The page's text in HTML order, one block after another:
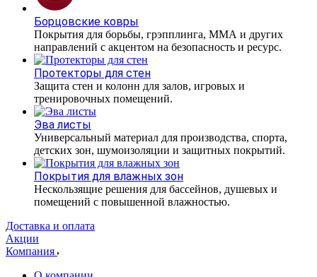
Борцовские ковры
Покрытия для борьбы, грэпплинга, ММА и других
направлений с акцентом на безопасность и ресурс.
Протекторы для стен
Защита стен и колонн для залов, игровых и
тренировочных помещений.
Эва листы
Универсальный материал для производства, спорта,
детских зон, шумоизоляции и защитных покрытий.
Покрытия для влажных зон
Нескользящие решения для бассейнов, душевых и
помещений с повышенной влажностью.
Доставка и оплата
Акции
Компания